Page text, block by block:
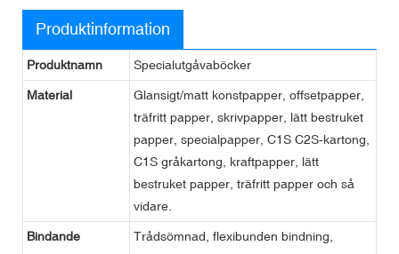
Produktinformation
Produktnamn Specialutgåvaböcker
Material
Glansigt/matt konstpapper, offsetpapper,
träfritt papper, skrivpapper, lätt bestruket
papper, specialpapper, C1S C2S-kartong,
C1S gråkartong, kraftpapper, lätt
bestruket papper, träfritt papper och så
vidare.
Bindande
Trådsömnad, flexibunden bindning,